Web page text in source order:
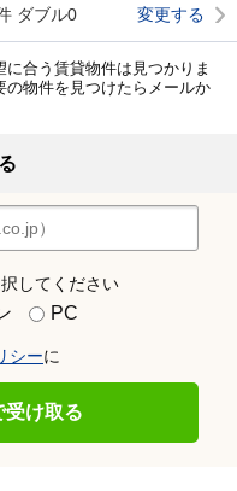
ダブル0 変更する
合う賃貸物件は見つかりま
の物件を見つけたらメールか
してください
PC
シーに
受け取る